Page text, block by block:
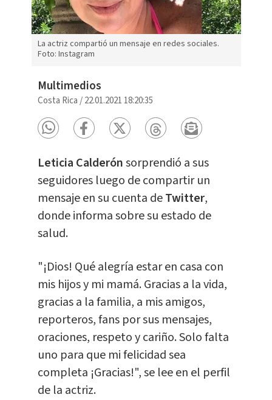
La actriz compartió un mensaje en redes sociales.
Foto: Instagram
Multimedios
Costa Rica /22.01.2021 18:20:35
Leticia Calderónsorprendió a sus
seguidores luego de compartir un
mensaje en su cuenta deTwitter,
donde informa sobre su estado de
salud.
"¡Dios! Qué alegría estar en casa con
mis hijos y mi mamá. Gracias a la vida,
gracias a la familia, a mis amigos,
reporteros, fans por sus mensajes,
oraciones, respeto y cariño. Solo falta
uno para que mi felicidad sea
completa ¡Gracias!", se lee en el perfil
de la actriz.